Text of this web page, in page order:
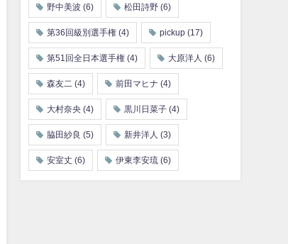
野中美波 (6) 松田詩野(6)
第36回級別選手権(4) pickup(17)
第51回全日本選手権(4) 大原洋人 (6)
森友二 (4) 前田マヒナ (4)
大村奈央(4) 黒川日菜子(4)
脇田紗良 (5) 新井洋人 (3)
安室丈 (6) 伊東李安琉(6)